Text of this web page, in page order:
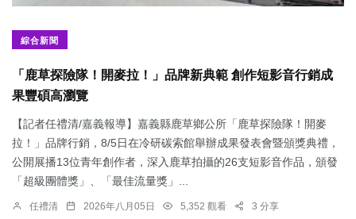
綜合新聞
「鹿草探險隊！開麥拉！」品牌新典範 創作短影音行銷成
果豐碩高瀏覽
【記者任禮清/嘉義報導】嘉義縣鹿草鄉公所「鹿草探險隊！開麥
拉！」品牌行銷，8/5日在冷研碳索館舉辦成果發表會暨頒獎典禮，
公開展播13位青年創作者，深入鹿草拍攝的26支短影音作品，頒發
「超級團體獎」、「最佳流量獎」...
任禮清 2026年八月05日 5,352 觀看 3 分享